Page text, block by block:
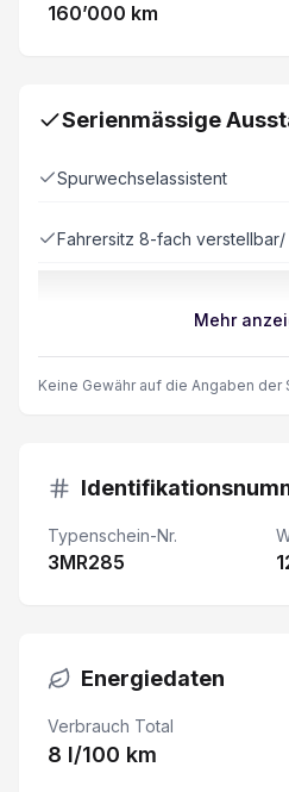
160’000 km
Serienmässige
Spurwechselassistent
Fahrersitz 8-fach verstellbar/
eCall
Lenkrad verstellbar
Multifunktionslenkrad
Klimaautomat
Feststellbremse elektrisch
Mehr
Keine Gewähr auf die Angaben der
Typenschein-Nr.
3MR285
Energiedaten
Verbrauch Total
8 l/100 km